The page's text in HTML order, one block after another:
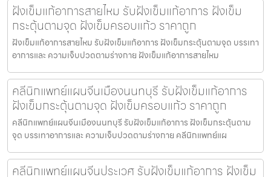
ฝังเข็มแก้อาการสายไหม รับฝังเข็มแก้อาการ ฝังเข็ม
กระตุ้นตามจุด ฝังเข็มครอบแก้ว ราคาถูก
ฝังเข็มแก้อาการสายไหม รับฝังเข็มแก้อาการ ฝังเข็มกระตุ้นตามจุด บรรเทา
อาการและ ความเจ็บปวดตามร่างกาย ฝังเข็มแก้อาการสายไหม
คลีนิกแพทย์แผนจีนเมืองนนทบุรี รับฝังเข็มแก้อาการ
ฝังเข็มกระตุ้นตามจุด ฝังเข็มครอบแก้ว ราคาถูก
คลีนิกแพทย์แผนจีนเมืองนนทบุรี รับฝังเข็มแก้อาการ ฝังเข็มกระตุ้นตาม
จุด บรรเทาอาการและ ความเจ็บปวดตามร่างกาย คลีนิกแพทย์แผ
คลีนิกแพทย์แผนจีนประเวศ รับฝังเข็มแก้อาการ ฝังเข็ม